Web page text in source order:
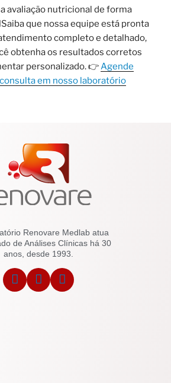
avaliação nutricional de forma
que nossa equipe está pronta
completo e detalhado,
obtenha os resultados corretos
personalizado. 👉 Agende
em nosso laboratório
Renovare Medlab atua
de Análises Clínicas há 30
anos, desde 1993.